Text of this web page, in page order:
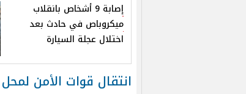
إصابة 9 أشخاص بانقلاب
ميكروباص في حادث بعد
اختلال عجلة السيارة
انتقال قوات الأمن لمحل